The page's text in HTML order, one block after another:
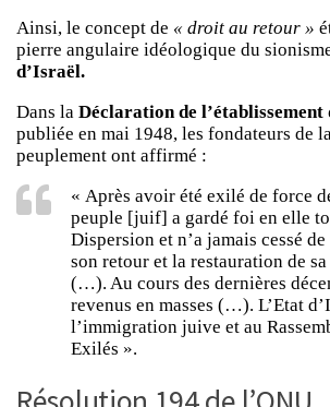
Ainsi, le concept de « droit au retour »
pierre angulaire idéologique du
d’Israël.
Dans la Déclaration de l’établissement
publiée en mai 1948, les fondateurs de
peuplement ont affirmé :
« Après avoir été exilé de force
peuple [juif] a gardé foi en elle
Dispersion et n’a jamais cessé
son retour et la restauration de
(…). Au cours des dernières
revenus en masses (…). L’Etat
l’immigration juive et au
Exilés ».